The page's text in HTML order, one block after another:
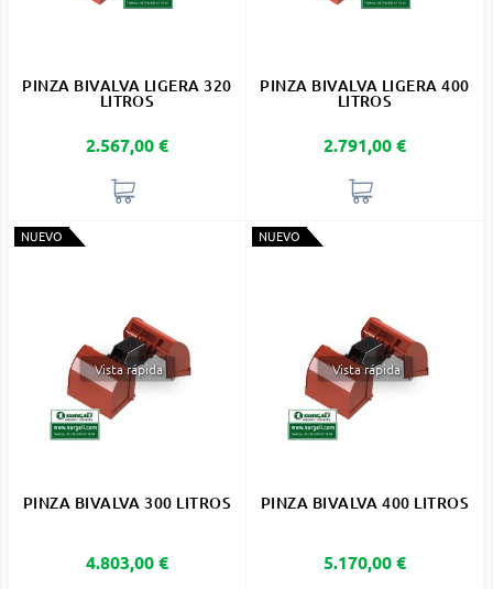
PINZA BIVALVA LIGERA 320
LITROS
Precio
2.567,00 €
PINZA BIVALVA LIGERA 400
LITROS
Precio
2.791,00 €
NUEVO
Vista rápida
PINZA BIVALVA 300 LITROS
Precio
4.803,00 €
NUEVO
Vista rápida
PINZA BIVALVA 400 LITROS
Precio
5.170,00 €